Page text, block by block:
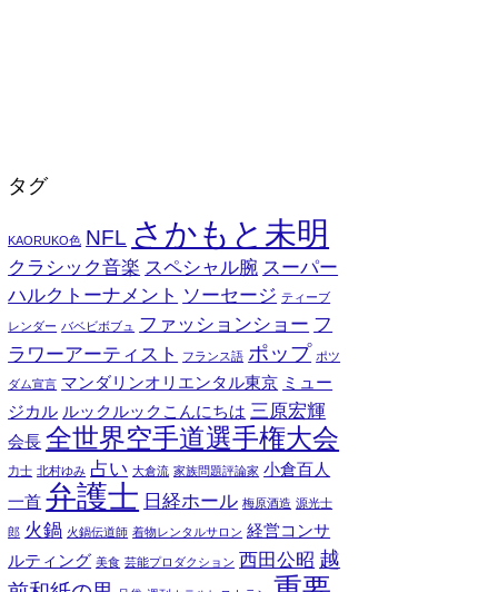
タグ
KAORUKO色 NFL さかもと未明
クラシック音楽 スペシャル腕 スーパー
ハルクトーナメント ソーセージ ティーブ
レンダー バベビボブュ ファッションショー フ
ラワーアーティスト
フランス語 ポップ ポツ
ダム宣言 マンダリンオリエンタル東京 ミュー
ジカル ルックルックこんにちは 三原宏輝
会長 全世界空手道選手権大会
力士 北村ゆみ 占い 大倉流 家族問題評論家 小倉百人
一首 弁護士 日経ホール 梅原酒造 源光士
郎 火鍋 火鍋伝道師 着物レンタルサロン 経営コンサ
ルティング 美食 芸能プロダクション 西田公昭 越